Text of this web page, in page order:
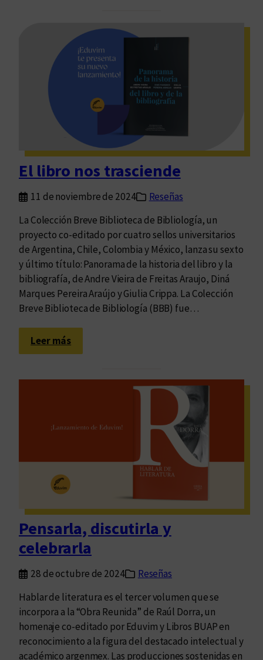
g
u
e
s
l
e
c
t
o
r
e
El libro nos trasciende
11 de noviembre de 2024
Reseñas
La Colección Breve Biblioteca de Bibliología, un
proyecto co-editado por cuatro sellos universitarios
de Argentina, Chile, Colombia y México, lanza su sexto
y último título: Panorama de la historia del libro y la
bibliografía, de Andre Vieira de Freitas Araujo, Diná
Marques Pereira Araújo y Giulia Crippa. La Colección
Breve Biblioteca de Bibliología (BBB) fue…
Leer más:
E
l
r
r
a
s
c
i
n
d
e
Pensarla, discutirla y
celebrarla
28 de octubre de 2024
Reseñas
Hablar de literatura es el tercer volumen que se
incorpora a la “Obra Reunida” de Raúl Dorra, un
homenaje co-editado por Eduvim y Libros BUAP en
reconocimiento a la figura del destacado intelectual y
académico argenmex. Las producciones sostenidas en